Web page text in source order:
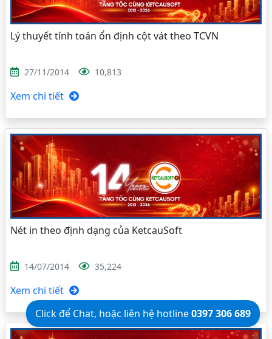
Lý thuyết tính toán ổn định cột vát theo TCVN
27/11/2014 10,813
Xem chi tiết
Nét in theo định dạng của KetcauSoft
14/07/2014 35,224
Xem chi tiết
Click để Chat, hoặc liên hệ hotline0397 306 689